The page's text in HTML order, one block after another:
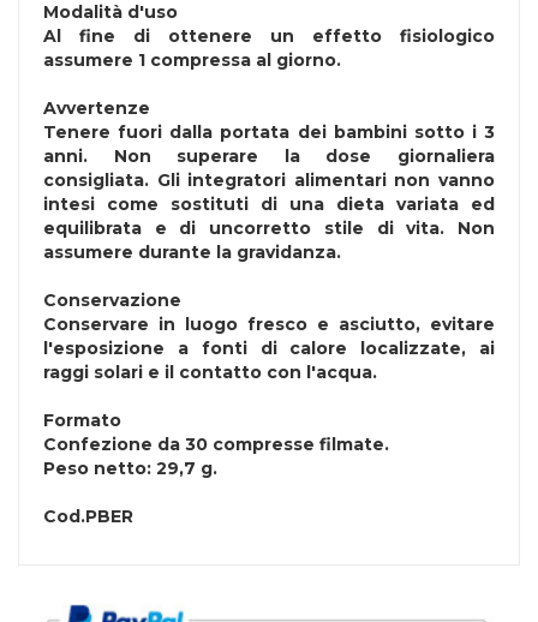
Modalità d'uso
Al fine di ottenere un effetto fisiologico
assumere 1 compressa al giorno.
Avvertenze
Tenere fuori dalla portata dei bambini sotto i 3
anni. Non superare la dose giornaliera
consigliata. Gli integratori alimentari non vanno
intesi come sostituti di una dieta variata ed
equilibrata e di uncorretto stile di vita. Non
assumere durante la gravidanza.
Conservazione
Conservare in luogo fresco e asciutto, evitare
l'esposizione a fonti di calore localizzate, ai
raggi solari e il contatto con l'acqua.
Formato
Confezione da 30 compresse filmate.
Peso netto: 29,7 g.
Cod.PBER